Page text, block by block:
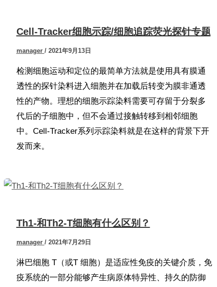
Cell-Tracker细胞示踪/细胞追踪荧光探针专题
manager / 2021年9月13日
检测细胞运动和定位的最简单方法就是使用具有膜通
透性的探针染料进入细胞并在加载后转变为膜非通透
性的产物。理想的细胞示踪染料需要可存留于分裂多
代后的子细胞中，但不会通过接触转移到相邻细胞
中。Cell-Tracker系列示踪染料就是在这样的背景下开
发而来。
Th1-和Th2-T细胞有什么区别？
manager / 2021年7月29日
淋巴细胞 T（或T 细胞）是适应性免疫的关键介质，免
疫系统的一部分能够产生病原体特异性、持久的防御